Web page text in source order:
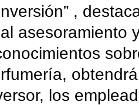
,
asesoramiento
los